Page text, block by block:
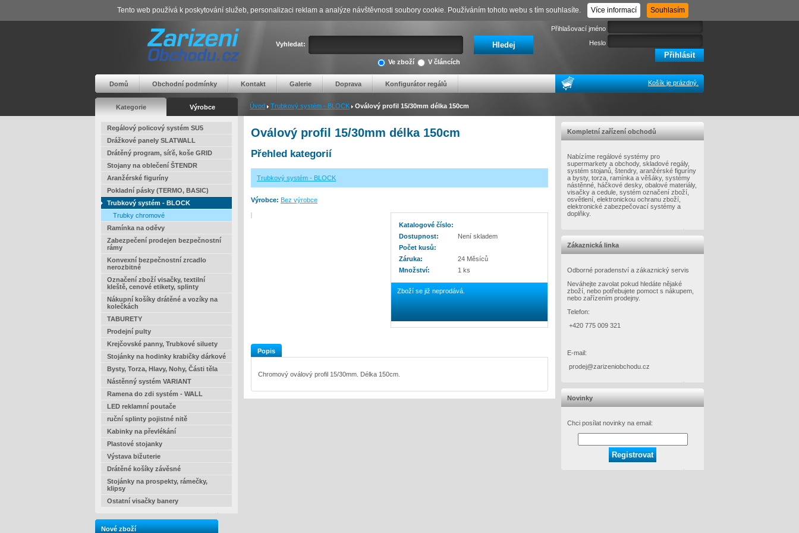
Registrace Zapomenuté heslo
Vyhledat:
V článcích
Ve zboží
Přihlašovací jméno
Heslo
Domů Obchodní podmínky Kontakt Galerie Doprava Konfigurátor regálů Košík je prázdný.
Kategorie Výrobce Úvod Trubkový systém - BLOCK Oválový profil 15/30mm délka 150cm
Regálový policový systém SU5
Drážkové panely SLATWALL
Drátěný program, síťě, koše GRID
Stojany na oblečení ŠTENDR
Aranžérské figuríny
Pokladní pásky (TERMO, BASIC)
Trubkový systém - BLOCK
Trubky chromové
Ramínka na oděvy
Zabezpečení prodejen bezpečnostní
rámy
Konvexní bezpečnostní zrcadlo
nerozbitné
Označení zboží visačky, textilní
kleště, cenové etikety, splinty
Nákupní košíky drátěné a vozíky na
kolečkách
TABURETY
Prodejní pulty
Krejčovské panny, Trubkové siluety
Stojánky na hodinky krabičky dárkové
Bysty, Torza, Hlavy, Nohy, Části těla
Nástěnný systém VARIANT
Ramena do zdi systém - WALL
LED reklamní poutače
ruční splinty pojistné nitě
Kabinky na převlékání
Plastové stojanky
Výstava bižuterie
Drátěné košíky závěsné
Stojánky na prospekty, rámečky,
klipsy
Ostatní visačky banery
Nové zboží
Oválový profil 15/30mm délka 150cm
Přehled kategorií
Trubkový systém - BLOCK
Výrobce: Bez výrobce
Katalogové číslo:
Dostupnost:
Není skladem
Počet kusů:
Záruka:
24 Měsíců
Množství:
1 ks
Zboží se již neprodává.
Popis
Chromový oválový profil 15/30mm. Délka 150cm.
Kompletní zařízení obchodů
Nabízíme regálové systémy pro
supermarkety a obchody, skladové regály,
systém stojanů, štendry, aranžérské figuríny
a bysty, torza, ramínka a věšáky, systémy
nástěnné, háčkové desky, obalové materiály,
visačky a cedule, systém označení zboží,
osvětlení, elektronickou ochranu zboží,
elektronické zabezpečovací systémy a
doplňky.
Zákaznická linka
Odborné poradenství a zákaznický servis
Neváhejte zavolat pokud hledáte nějaké
zboží, nebo potřebujete pomoct s nákupem,
nebo zařízením prodejny.
Telefon:
+420 775 009 321
E-mail:
prodej@zarizeniobchodu.cz
Novinky
Chci posílat novinky na email:
Tento web používá k poskytování služeb, personalizaci reklam a analýze návštěvnosti soubory cookie. Používáním tohoto webu s tím souhlasíte. Více informací Souhlasím